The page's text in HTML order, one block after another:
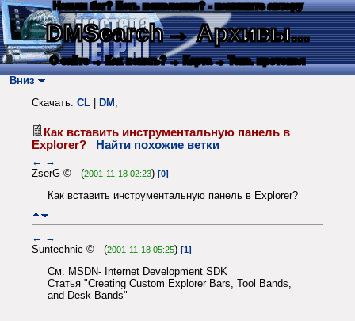
Нашли баг? Есть пожелания? - напишите автору
DMSearch→ Архивы...
О сайте → Как искать? → Карта → Текс. протокол
Вниз
Скачать: CL DM ;
Как вставить инструментальную панель в
Explorer?
Найти похожие ветки
← →
ZserG © (2001-11-18 02:23) [0]
Как вставить инструментальную панель в Explorer?
← →
Suntechnic © (2001-11-18 05:25) [1]
См. MSDN- Internet Development SDK
Статья "Creating Custom Explorer Bars, Tool Bands,
and Desk Bands"